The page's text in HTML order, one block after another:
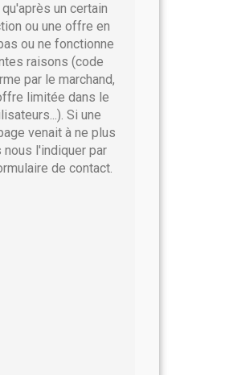
un certain
ou une offre en
ou ne fonctionne
raisons (code
par le marchand,
limitée dans le
Si une
venait à ne plus
l'indiquer par
de contact.